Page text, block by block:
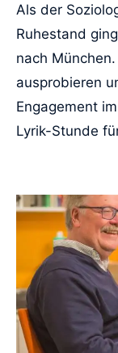
Als der
Ruhestand
nach
ausprobieren
Engagement
Lyrik-Stunde